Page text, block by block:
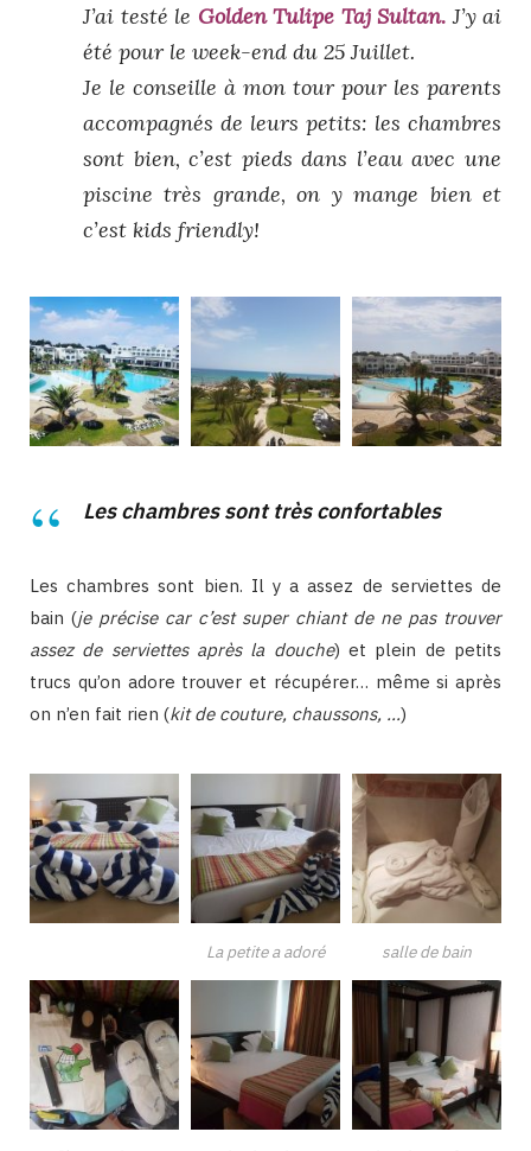
J’ai testé le Golden Tulipe Taj Sultan.J’y ai
été pour le week-end du 25 Juillet.
Je le conseille à mon tour pour les parents
accompagnés de leurs petits: les chambres
sont bien, c’est pieds dans l’eau avec une
piscine très grande, on y mange bien et
c’est kids friendly!
Les chambres sont très confortables
Les chambres sont bien. Il y a assez de serviettes de
bain (je précise car c’est super chiant de ne pas trouver
assez de serviettes après la douche) et plein de petits
trucs qu’on adore trouver et récupérer… même si après
on n’en fait rien (kit de couture, chaussons, …)
La petite a adoré salle de bain